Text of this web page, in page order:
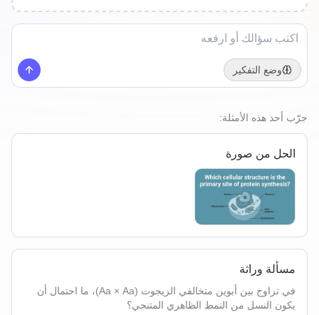
وضع التفكير
جرّب أحد هذه الأمثلة:
الحل من صورة
مسألة وراثة
في تزاوج بين أبوين متخالفي الزيجوت (Aa × Aa)، ما احتمال أن
يكون النسل من النمط الظاهري المتنحي؟